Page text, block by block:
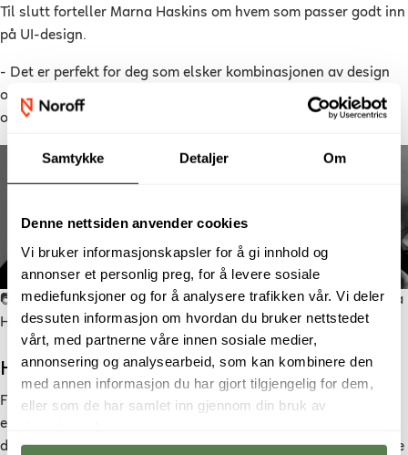
Samtykke Detaljer Om
Denne nettsiden anvender cookies
Vi bruker informasjonskapsler for å gi innhold og
annonser et personlig preg, for å levere sosiale
mediefunksjoner og for å analysere trafikken vår. Vi deler
dessuten informasjon om hvordan du bruker nettstedet
vårt, med partnerne våre innen sosiale medier,
annonsering og analysearbeid, som kan kombinere den
med annen informasjon du har gjort tilgjengelig for dem,
eller som de har samlet inn gjennom din bruk av
Til slutt forteller Marna Haskins om hvem som passer godt inn
på UI-design.
- Det er perfekt for deg som elsker kombinasjonen av design
og teknologi, og som ønsker å lage grensesnitt som ser bra ut
og fungerer godt for alle.
📷: Fra venstre: Libre van den Bergh, Candice Kruger og Marna
Haskins. Foto: privat.
Hva skal du velge?
For kommende studenter er det avgjørende å nøye vurdere
egne interesser og karrieremål. Enten man ønsker å forme den
digitale opplevelsen som UX-designer, skape visuelt tiltalende